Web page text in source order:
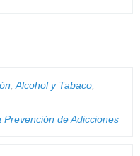
Alcohol y Tabaco
de Adicciones